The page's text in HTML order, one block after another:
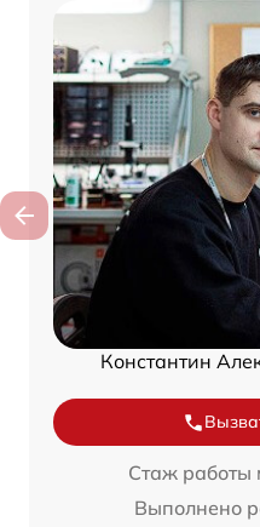
Константин
Стаж работы
Выполнено